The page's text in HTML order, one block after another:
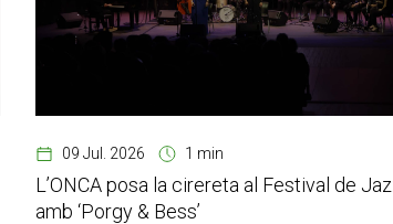
09 Jul. 2026 1 min
L’ONCA posa la cirereta al Festival de
amb ‘Porgy & Bess’